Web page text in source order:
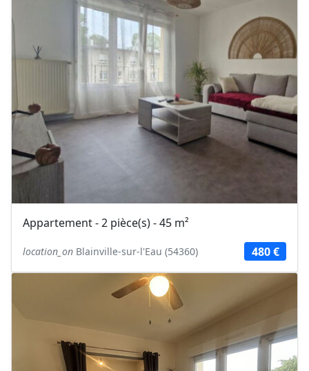
Appartement - 2 pièce(s) - 45 m²
location_on Blainville-sur-l'Eau (54360) 480 €